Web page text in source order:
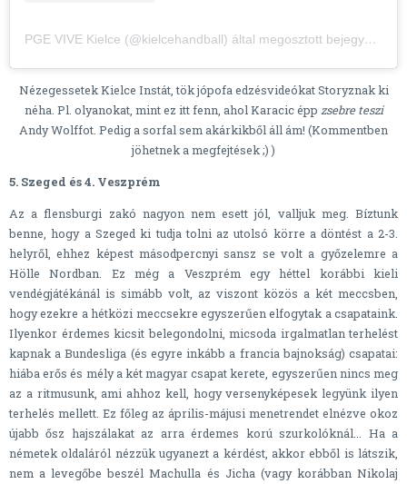
PGE VIVE Kielce (@kielcehandball) által megosztott bejegyzés
Nézegessetek Kielce Instát, tök jópofa edzésvideókat Storyznak ki
néha. Pl. olyanokat, mint ez itt fenn, ahol Karacic épp zsebre teszi
Andy Wolffot. Pedig a sorfal sem akárkikből áll ám! (Kommentben
jöhetnek a megfejtések ;) )
5. Szeged és 4. Veszprém
Az a flensburgi zakó nagyon nem esett jól, valljuk meg. Bíztunk
benne, hogy a Szeged ki tudja tolni az utolsó körre a döntést a 2-3.
helyről, ehhez képest másodpercnyi sansz se volt a győzelemre a
Hölle Nordban. Ez még a Veszprém egy héttel korábbi kieli
vendégjátékánál is simább volt, az viszont közös a két meccsben,
hogy ezekre a hétközi meccsekre egyszerűen elfogytak a csapataink.
Ilyenkor érdemes kicsit belegondolni, micsoda irgalmatlan terhelést
kapnak a Bundesliga (és egyre inkább a francia bajnokság) csapatai:
hiába erős és mély a két magyar csapat kerete, egyszerűen nincs meg
az a ritmusunk, ami ahhoz kell, hogy versenyképesek legyünk ilyen
terhelés mellett. Ez főleg az április-májusi menetrendet elnézve okoz
újabb ősz hajszálakat az arra érdemes korú szurkolóknál... Ha a
németek oldaláról nézzük ugyanezt a kérdést, akkor ebből is látszik,
nem a levegőbe beszél Machulla és Jicha (vagy korábban Nikolaj